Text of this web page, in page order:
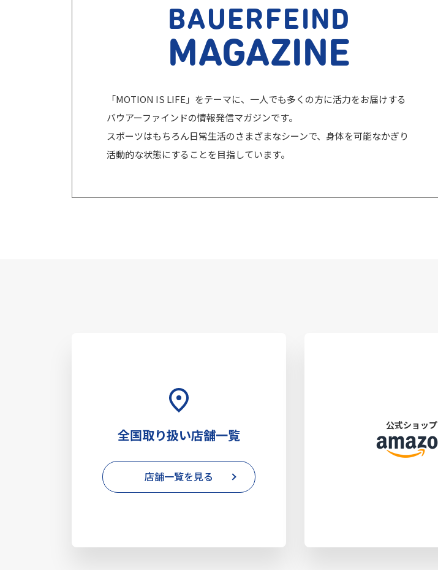
BAUERFEIND
MAGAZINE
「MOTION IS LIFE」をテーマに、一人でも多くの方に活力をお届けする
バウアーファインドの情報発信マガジンです。
スポーツはもちろん日常生活のさまざまなシーンで、身体を可能なかぎり
活動的な状態にすることを目指しています。
全国取り扱い店舗一覧
店舗一覧を見る
公式ショップ